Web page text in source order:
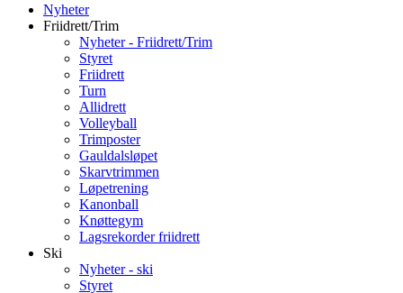
Nyheter
Friidrett/Trim
Nyheter - Friidrett/Trim
Styret
Friidrett
Turn
Allidrett
Volleyball
Trimposter
Gauldalsløpet
Skarvtrimmen
Løpetrening
Kanonball
Knøttegym
Lagsrekorder friidrett
Ski
Nyheter - ski
Styret